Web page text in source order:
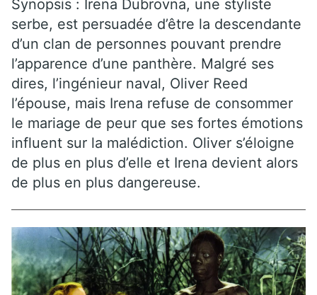
Synopsis : Irena Dubrovna, une styliste
serbe, est persuadée d’être la descendante
d’un clan de personnes pouvant prendre
l’apparence d’une panthère. Malgré ses
dires, l’ingénieur naval, Oliver Reed
l’épouse, mais Irena refuse de consommer
le mariage de peur que ses fortes émotions
influent sur la malédiction. Oliver s’éloigne
de plus en plus d’elle et Irena devient alors
de plus en plus dangereuse.